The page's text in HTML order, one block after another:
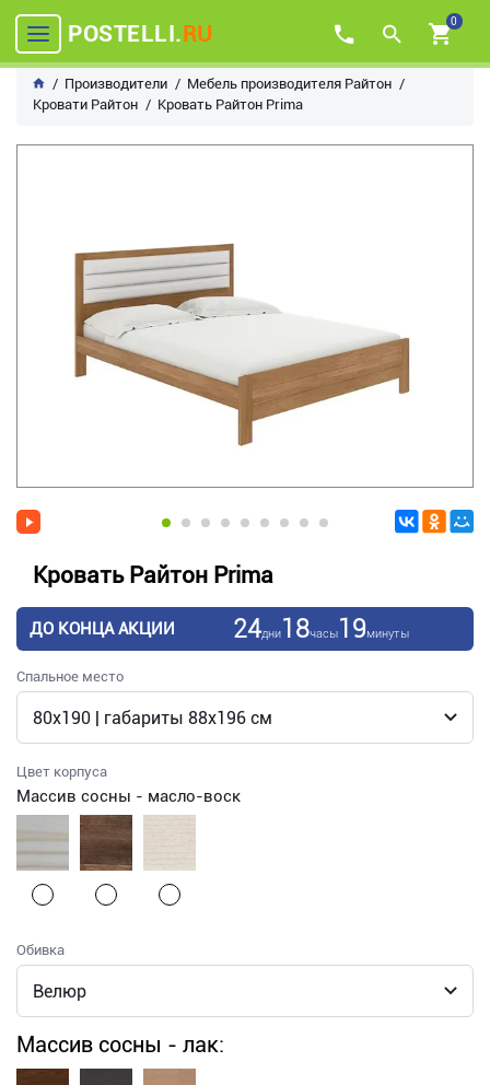
POSTELLI.RU 0
Производители
Мебель производителя Райтон
Кровати Райтон
Кровать Райтон Prima
Кровать Райтон Prima
ДО КОНЦА АКЦИИ 24дни18часы19минуты
Спальное место
Цвет корпуса
Массив сосны - масло-воск
Обивка
Массив сосны - лак: